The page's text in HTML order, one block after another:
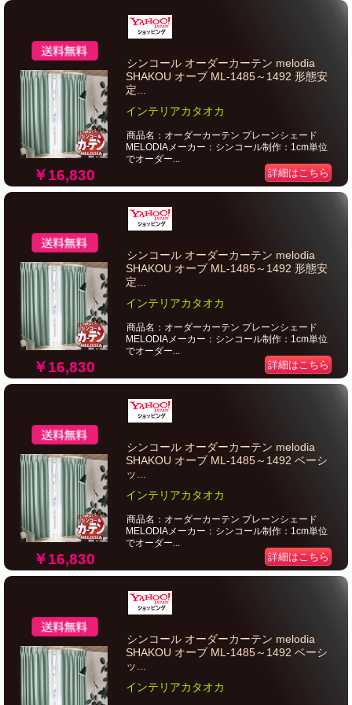
￥16,830
シンコール オーダーカーテン melodia
SHAKOU オーブ ML-1485～1492 形態安
定...
インテリアカタオカ
商品名：オーダーカーテン プレーンシェード
MELODIAメーカー：シンコール制作：1cm単位
でオーダー...
詳細はこちら
￥16,830
シンコール オーダーカーテン melodia
SHAKOU オーブ ML-1485～1492 形態安
定...
インテリアカタオカ
商品名：オーダーカーテン プレーンシェード
MELODIAメーカー：シンコール制作：1cm単位
でオーダー...
詳細はこちら
￥16,830
シンコール オーダーカーテン melodia
SHAKOU オーブ ML-1485～1492 ベーシ
ッ...
インテリアカタオカ
商品名：オーダーカーテン プレーンシェード
MELODIAメーカー：シンコール制作：1cm単位
でオーダー...
詳細はこちら
シンコール オーダーカーテン melodia
SHAKOU オーブ ML-1485～1492 ベーシ
ッ...
インテリアカタオカ